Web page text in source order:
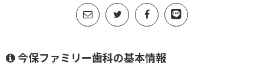
今保ファミリー歯科の基本情報